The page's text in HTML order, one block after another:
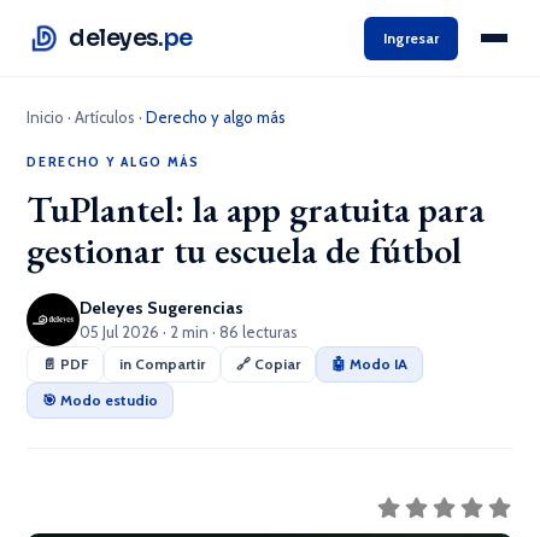
deleyes.pe Ingresar
Inicio ·Artículos ·Derecho y algo más
DERECHO Y ALGO MÁS
TuPlantel: la app gratuita para
gestionar tu escuela de fútbol
Deleyes Sugerencias
05 Jul 2026 · 2 min · 86 lecturas
📄 PDF in Compartir 🔗 Copiar
🤖 Modo IA
🎯 Modo estudio